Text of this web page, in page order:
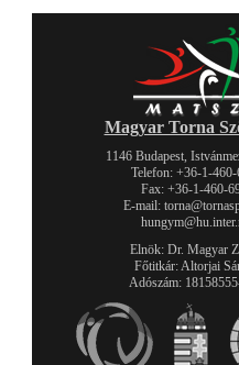
Magyar Torna
1146 Budapest,
Telefon: +36-1-
Fax: +36-1-460-
E-mail:
Elnök: Dr. Magyar
Főtitkár: Altorjai
Adószám: